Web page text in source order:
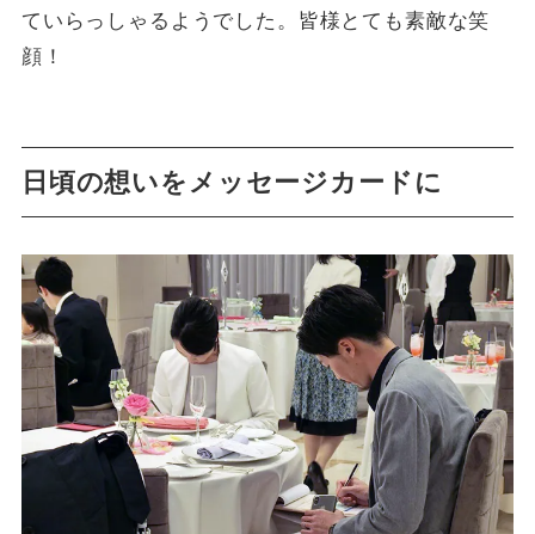
ていらっしゃるようでした。皆様とても素敵な笑
顔！
日頃の想いをメッセージカードに